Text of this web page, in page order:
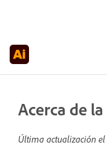
Acerca de
Última actualización el